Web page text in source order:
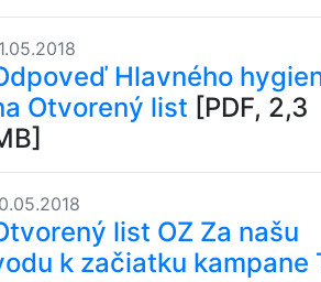
Hlavného
Otvorený list [PDF, 2,3
list OZ Za našu
k začiatku kampane